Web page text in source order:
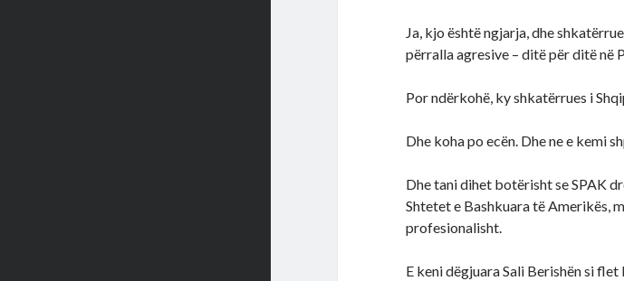
Ja, kjo është ngjarja, dhe
përralla agresive – ditë për ditë në
Por ndërkohë, ky shkatërrues i
Dhe koha po ecën. Dhe ne e kemi
Dhe tani dihet botërisht se SPAK
Shtetet e Bashkuara të Amerikës,
profesionalisht.
E keni dëgjuara Sali Berishën si